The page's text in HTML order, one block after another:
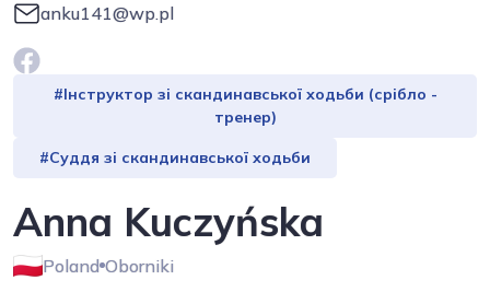
anku141@wp.pl
#Інструктор зі скандинавської ходьби (срібло -
тренер)
#Суддя зі скандинавської ходьби
Anna Kuczyńska
Poland Oborniki